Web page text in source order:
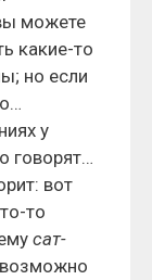
можете
какие-то
но если
у
говорят…
вот
то
сат-